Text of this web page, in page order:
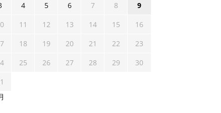
4 5 6 7 8
9
11 12 13 14 15
16
18 19 20 21 22
23
25 26 27 28 29
30